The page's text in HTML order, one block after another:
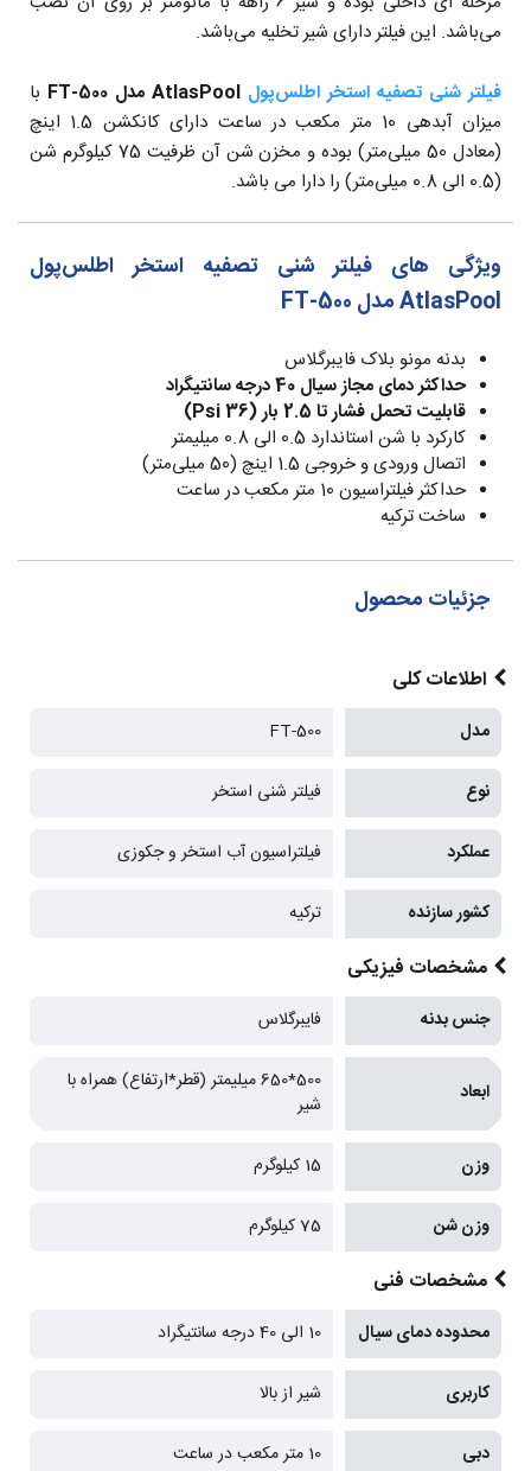
می‌باشد. این فیلتر دارای شیر تخلیه می‌باشد.
فیلتر شنی تصفیه استخر اطلس‌پول
با
میزان آبدهی 10 متر مکعب در ساعت دارای کانکشن 1.5 اینچ
(معادل 50 میلی‌متر) بوده و مخزن شن آن ظرفیت 75 کیلوگرم شن
(0.5 الی 0.8 میلی‌متر) را دارا می باشد.
ویژگی های فیلتر شنی تصفیه استخر اطلس‌پول
AtlasPool مدل FT-500
بدنه مونو بلاک فایبرگلاس
حداکثر دمای مجاز سیال 40 درجه سانتیگراد
قابلیت تحمل فشار تا 2.5 بار (36 Psi)
کارکرد با شن استاندارد 0.5 الی 0.8 میلیمتر
اتصال ورودی و خروجی 1.5 اینچ (50 میلی‌متر)
حداکثر فیلتراسیون 10 متر مکعب در ساعت
ساخت ترکیه
جزئیات محصول
اطلاعات کلی
مدل FT-500
نوع فیلتر شنی استخر
عملکرد فیلتراسیون آب استخر و جکوزی
کشور سازنده ترکیه
مشخصات فیزیکی
جنس بدنه فایبرگلاس
ابعاد
500*650 میلیمتر (قطر*ارتفاع) همراه با
شیر
وزن 15 کیلوگرم
وزن شن 75 کیلوگرم
مشخصات فنی
محدوده دمای سیال 10 الی 40 درجه سانتیگراد
کاربری شیر از بالا
دبی 10 متر مکعب در ساعت